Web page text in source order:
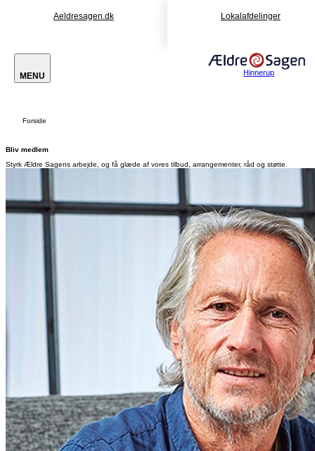
Aeldresagen.dk Lokalafdelinger
MENU Hinnerup
Forside
Bliv medlem
Styrk Ældre Sagens arbejde, og få glæde af vores tilbud, arrangementer, råd og støtte.